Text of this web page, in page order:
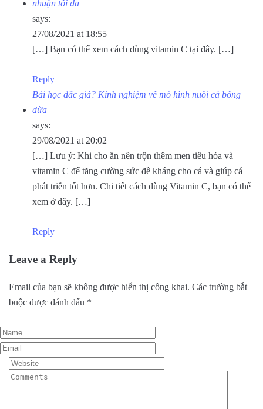
nhuận tối đa
says:
27/08/2021 at 18:55
[…] Bạn có thể xem cách dùng vitamin C tại đây. […]
Reply
Bài học đắc giá? Kinh nghiệm về mô hình nuôi cá bống
dừa
says:
29/08/2021 at 20:02
[…] Lưu ý: Khi cho ăn nên trộn thêm men tiêu hóa và
vitamin C để tăng cường sức đề kháng cho cá và giúp cá
phát triển tốt hơn. Chi tiết cách dùng Vitamin C, bạn có thể
xem ở đây. […]
Reply
Leave a Reply
Email của bạn sẽ không được hiển thị công khai. Các trường bắt
buộc được đánh dấu *